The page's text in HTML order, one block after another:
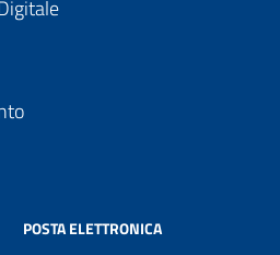
POSTA ELETTRONICA